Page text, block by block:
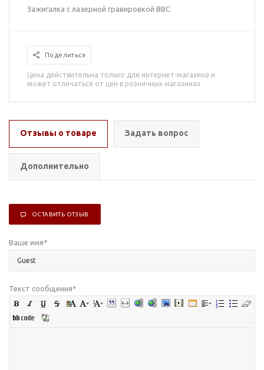
Зажигалка с лазерной гравировкой ВВС
Поделиться
Цена действительна только для интернет-магазина и
может отличаться от цен в розничных магазинах
Отзывы о товаре Задать вопрос
Дополнительно
ОСТАВИТЬ ОТЗЫВ
Ваше имя*
Текст сообщения*